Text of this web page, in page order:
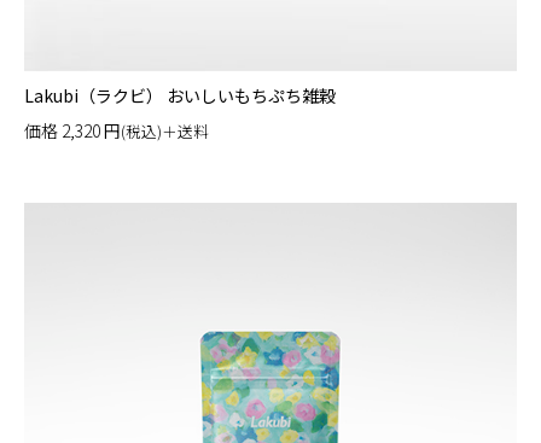
Lakubi（ラクビ） おいしいもちぷち雑穀
価格 2,320円(税込)＋送料